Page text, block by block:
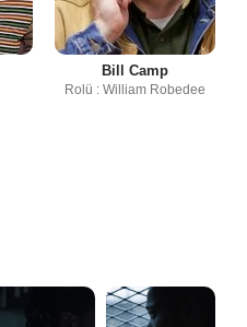
Bill Camp
Rolü : William Robedee